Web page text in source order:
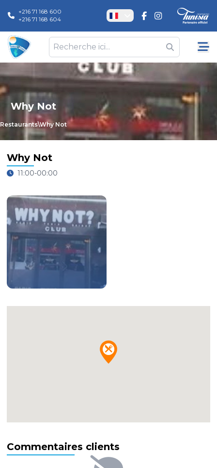
+216 71 168 600
+216 71 168 604
Why Not
Restaurants\Why Not
Why Not
11:00-00:00
Commentaires clients